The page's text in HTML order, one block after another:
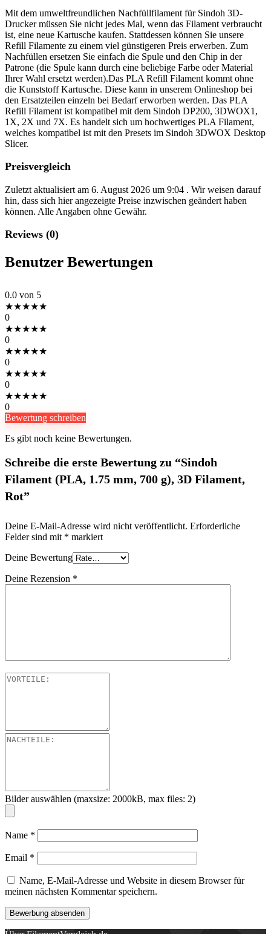
Mit dem umweltfreundlichen Nachfüllfilament für Sindoh 3D-
Drucker müssen Sie nicht jedes Mal, wenn das Filament verbraucht
ist, eine neue Kartusche kaufen. Stattdessen können Sie unsere
Refill Filamente zu einem viel günstigeren Preis erwerben. Zum
Nachfüllen ersetzen Sie einfach die Spule und den Chip in der
Patrone (die Spule kann durch eine beliebige Farbe oder Material
Ihrer Wahl ersetzt werden).Das PLA Refill Filament kommt ohne
die Kunststoff Kartusche. Diese kann in unserem Onlineshop bei
den Ersatzteilen einzeln bei Bedarf erworben werden. Das PLA
Refill Filament ist kompatibel mit dem Sindoh DP200, 3DWOX1,
1X, 2X und 7X. Es handelt sich um hochwertiges PLA Filament,
welches kompatibel ist mit den Presets im Sindoh 3DWOX Desktop
Slicer.
Preisvergleich
Zuletzt aktualisiert am 6. August 2026 um 9:04 . Wir weisen darauf
hin, dass sich hier angezeigte Preise inzwischen geändert haben
können. Alle Angaben ohne Gewähr.
Reviews (0)
Benutzer Bewertungen
0.0 von 5
★★★★★
0
★★★★★
0
★★★★★
0
★★★★★
0
★★★★★
0
Bewertung schreiben
Es gibt noch keine Bewertungen.
Schreibe die erste Bewertung zu “Sindoh
Filament (PLA, 1.75 mm, 700 g), 3D Filament,
Rot”
Deine E-Mail-Adresse wird nicht veröffentlicht. Erforderliche
Felder sind mit * markiert
Deine Bewertung
Deine Rezension *
Bilder auswählen (maxsize: 2000kB, max files: 2)
Name *
Email *
Name, E-Mail-Adresse und Website in diesem Browser für
meinen nächsten Kommentar speichern.